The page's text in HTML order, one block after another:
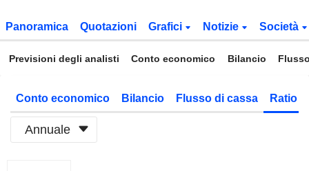
Panoramica Quotazioni Grafici Notizie Società
Previsioni degli analisti Conto economico Bilancio
Conto economico Bilancio Flusso di cassa Ratio
Annuale